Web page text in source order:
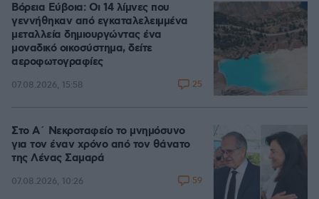
Βόρεια Εύβοια: Οι 14 λίμνες που
γεννήθηκαν από εγκαταλελειμμένα
μεταλλεία δημιουργώντας ένα
μοναδικό οικοσύστημα, δείτε
αεροφωτογραφίες
07.08.2026, 15:58 25
Στο Α΄ Νεκροταφείο το μνημόσυνο
για τον έναν χρόνο από τον θάνατο
της Λένας Σαμαρά
07.08.2026, 10:26 59